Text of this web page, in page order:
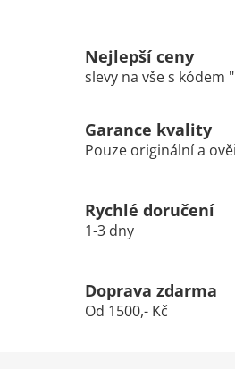
Nejlepší ceny
slevy na vše s kódem
Garance kvality
Pouze originální a
Rychlé doručení
1-3 dny
Doprava zdarma
Od 1500,- Kč